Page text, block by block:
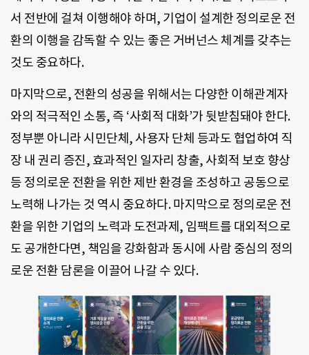
서 전반에 걸쳐 이행해야 하며, 기업이 설계한 정의로운 전
환의 이행을 감독할 수 있는 좋은 거버넌스 체계를 갖추는
것도 중요하다.
마지막으로, 전환의 성공을 위해서는 다양한 이해관계자
와의 적극적인 소통, 즉 ‘사회적 대화’가 뒷받침돼야 한다.
정부뿐 아니라 시민단체, 사용자 단체 등과도 협업하여 직
장 내 권리 증진, 효과적인 일자리 창출, 사회적 보호 향상
등 정의로운 전환을 위한 제반 환경을 조성하고 공동으로
노력해 나가는 것 역시 중요하다. 마지막으로 정의로운 전
환을 위한 기업의 노력과 도전과제, 임팩트를 대외적으로
도 공개한다면, 책임을 강화함과 동시에 사람 중심의 정의
로운 전환 담론을 이끌어 나갈 수 있다.